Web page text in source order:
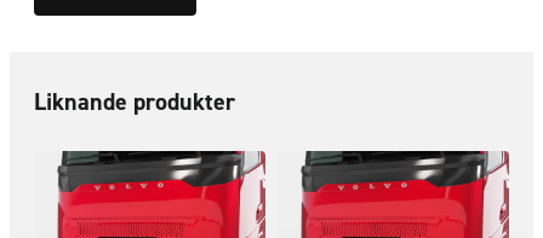
Liknande produkter